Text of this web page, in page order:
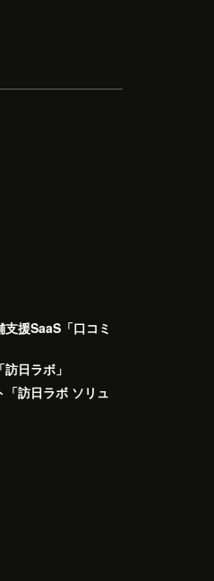
援SaaS「口コミ
日ラボ」
訪日ラボ ソリュ